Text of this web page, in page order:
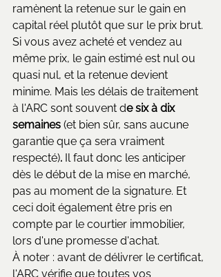
ramènent la retenue sur le gain en
capital réel plutôt que sur le prix brut.
Si vous avez acheté et vendez au
même prix, le gain estimé est nul ou
quasi nul, et la retenue devient
minime. Mais les délais de traitement
à l'ARC sont souvent de six à dix
semaines (et bien sûr, sans aucune
garantie que ça sera vraiment
respecté). Il faut donc les anticiper
dès le début de la mise en marché,
pas au moment de la signature. Et
ceci doit également être pris en
compte par le courtier immobilier,
lors d'une promesse d'achat.
À noter : avant de délivrer le certificat,
l'ARC vérifie que toutes vos